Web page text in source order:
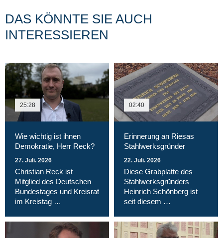
DAS KÖNNTE SIE AUCH
INTERESSIEREN
25:28
Wie wichtig ist ihnen
Demokratie, Herr Reck?
27. Juli. 2026
Christian Reck ist
Mitglied des Deutschen
Bundestages und Kreisrat
im Kreistag …
02:40
Erinnerung an Riesas
Stahlwerksgründer
22. Juli. 2026
Diese Grabplatte des
Stahlwerksgründers
Heinrich Schönberg ist
seit diesem …